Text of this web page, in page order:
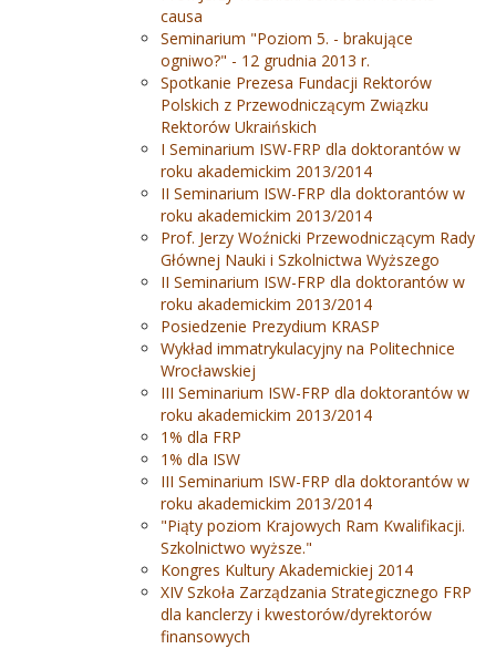
causa
Seminarium "Poziom 5. - brakujące
ogniwo?" - 12 grudnia 2013 r.
Spotkanie Prezesa Fundacji Rektorów
Polskich z Przewodniczącym Związku
Rektorów Ukraińskich
I Seminarium ISW-FRP dla doktorantów w
roku akademickim 2013/2014
II Seminarium ISW-FRP dla doktorantów w
roku akademickim 2013/2014
Prof. Jerzy Woźnicki Przewodniczącym Rady
Głównej Nauki i Szkolnictwa Wyższego
II Seminarium ISW-FRP dla doktorantów w
roku akademickim 2013/2014
Posiedzenie Prezydium KRASP
Wykład immatrykulacyjny na Politechnice
Wrocławskiej
III Seminarium ISW-FRP dla doktorantów w
roku akademickim 2013/2014
1% dla FRP
1% dla ISW
III Seminarium ISW-FRP dla doktorantów w
roku akademickim 2013/2014
"Piąty poziom Krajowych Ram Kwalifikacji.
Szkolnictwo wyższe."
Kongres Kultury Akademickiej 2014
XIV Szkoła Zarządzania Strategicznego FRP
dla kanclerzy i kwestorów/dyrektorów
finansowych